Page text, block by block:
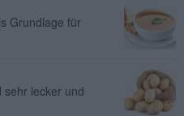
Grundlage für
sehr lecker und